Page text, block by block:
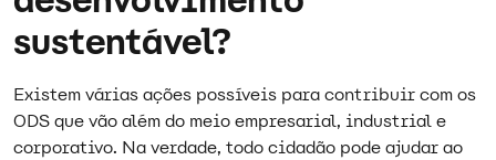
sustentável?
Existem várias ações possíveis para contribuir com os
ODS que vão além do meio empresarial, industrial e
corporativo. Na verdade, todo cidadão pode ajudar ao